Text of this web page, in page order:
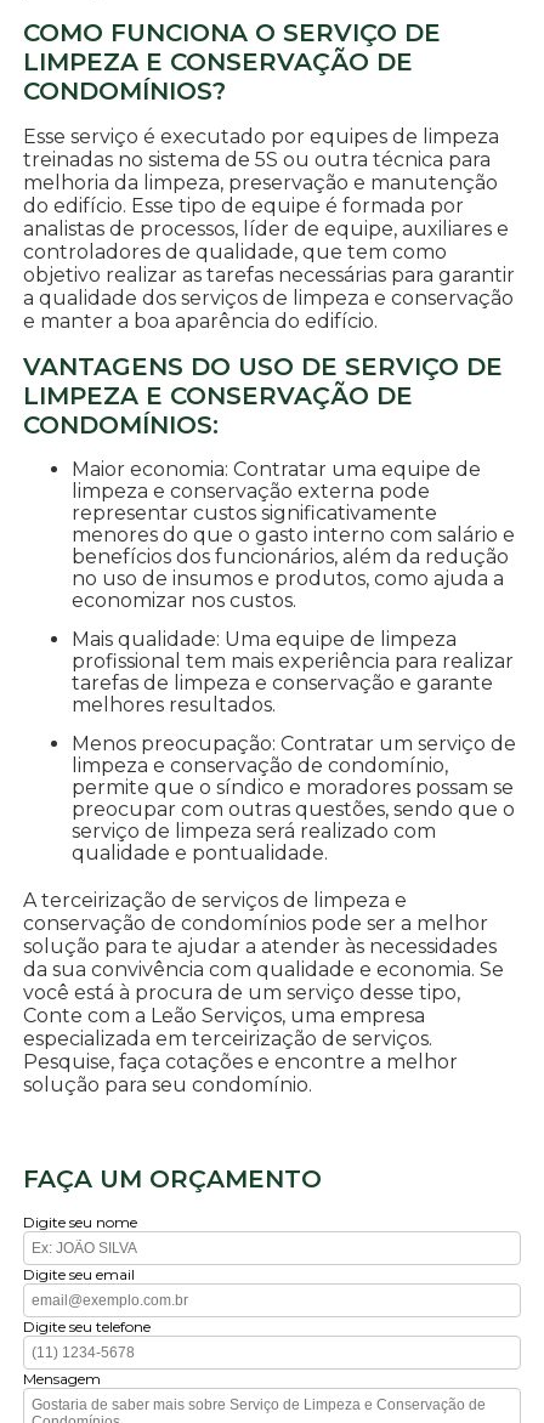
COMO FUNCIONA O SERVIÇO DE
LIMPEZA E CONSERVAÇÃO DE
CONDOMÍNIOS?
Esse serviço é executado por equipes de limpeza
treinadas no sistema de 5S ou outra técnica para
melhoria da limpeza, preservação e manutenção
do edifício. Esse tipo de equipe é formada por
analistas de processos, líder de equipe, auxiliares e
controladores de qualidade, que tem como
objetivo realizar as tarefas necessárias para garantir
a qualidade dos serviços de limpeza e conservação
e manter a boa aparência do edifício.
VANTAGENS DO USO DE SERVIÇO DE
LIMPEZA E CONSERVAÇÃO DE
CONDOMÍNIOS:
Maior economia: Contratar uma equipe de
limpeza e conservação externa pode
representar custos significativamente
menores do que o gasto interno com salário e
benefícios dos funcionários, além da redução
no uso de insumos e produtos, como ajuda a
economizar nos custos.
Mais qualidade: Uma equipe de limpeza
profissional tem mais experiência para realizar
tarefas de limpeza e conservação e garante
melhores resultados.
Menos preocupação: Contratar um serviço de
limpeza e conservação de condomínio,
permite que o síndico e moradores possam se
preocupar com outras questões, sendo que o
serviço de limpeza será realizado com
qualidade e pontualidade.
A terceirização de serviços de limpeza e
conservação de condomínios pode ser a melhor
solução para te ajudar a atender às necessidades
da sua convivência com qualidade e economia. Se
você está à procura de um serviço desse tipo,
Conte com a Leão Serviços, uma empresa
especializada em terceirização de serviços.
Pesquise, faça cotações e encontre a melhor
solução para seu condomínio.
FAÇA UM ORÇAMENTO
Digite seu nome
Digite seu email
Digite seu telefone
Mensagem